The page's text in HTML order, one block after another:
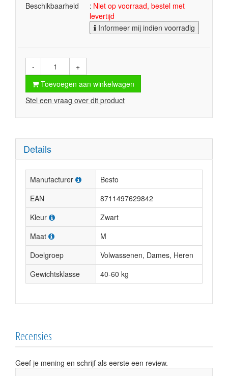
Beschikbaarheid
Niet op voorraad, bestel met
levertijd
Informeer mij indien voorradig
-
+
Toevoegen aan winkelwagen
Stel een vraag over dit product
Details
Manufacturer
Besto
EAN
8711497629842
Kleur
Zwart
Maat
M
Doelgroep
Volwassenen, Dames, Heren
Gewichtsklasse
40-60 kg
Recensies
Geef je mening en schrijf als eerste een review.